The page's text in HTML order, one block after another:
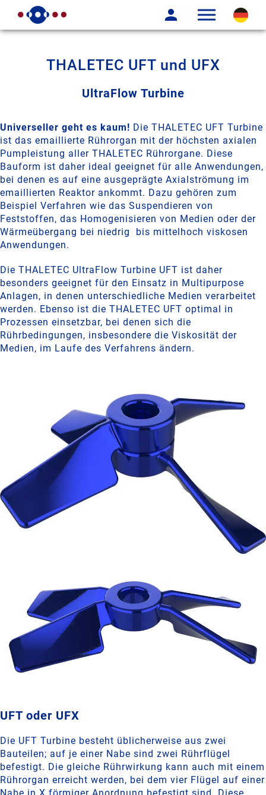
THALETEC UFT und UFX
UltraFlow Turbine
Universeller geht es kaum! Die THALETEC UFT Turbine
ist das emaillierte Rührorgan mit der höchsten axialen
Pumpleistung aller THALETEC Rührorgane. Diese
Bauform ist daher ideal geeignet für alle Anwendungen,
bei denen es auf eine ausgeprägte Axialströmung im
emaillierten Reaktor ankommt. Dazu gehören zum
Beispiel Verfahren wie das Suspendieren von
Feststoffen, das Homogenisieren von Medien oder der
Wärmeübergang bei niedrig bis mittelhoch viskosen
Anwendungen.
Die THALETEC UltraFlow Turbine UFT ist daher
besonders geeignet für den Einsatz in Multipurpose
Anlagen, in denen unterschiedliche Medien verarbeitet
werden. Ebenso ist die THALETEC UFT optimal in
Prozessen einsetzbar, bei denen sich die
Rührbedingungen, insbesondere die Viskosität der
Medien, im Laufe des Verfahrens ändern.
UFT oder UFX
Die UFT Turbine besteht üblicherweise aus zwei
Bauteilen; auf je einer Nabe sind zwei Rührflügel
befestigt. Die gleiche Rührwirkung kann auch mit einem
Rührorgan erreicht werden, bei dem vier Flügel auf einer
Nabe in X förmiger Anordnung befestigt sind. Diese